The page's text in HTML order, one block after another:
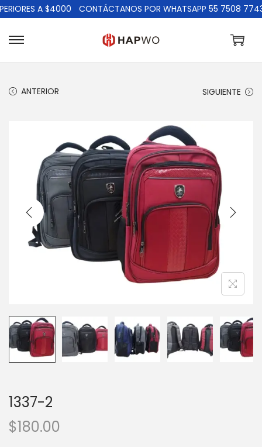
A $4000 CONTÁCTANOS POR WHATSAPP 55 7508 7743
ANTERIOR SIGUIENTE
1337-2
$180.00